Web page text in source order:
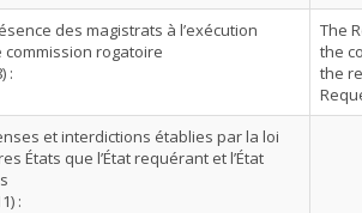
des magistrats à l’exécution
commission rogatoire
:
The
the
the
et interdictions établies par la loi
États que l’État requérant et l’État
: